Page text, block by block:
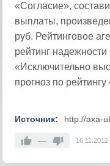
«Согласие»,
выплаты,
руб. Рейтинговое
рейтинг
«Исключительно
прогноз по
Источник: http://axa-
— 16.11.2012